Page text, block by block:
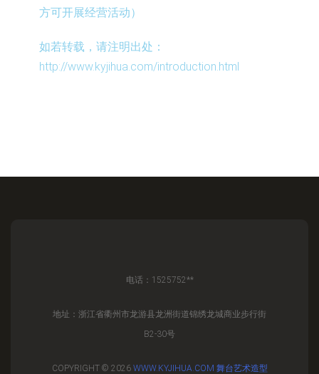
方可开展经营活动）
如若转载，请注明出处：
http://www.kyjihua.com/introduction.html
电话：1525752**
地址：浙江省衢州市龙游县龙洲街道锦绣龙城商业步行街
B2-30号
COPYRIGHT © 2026 WWW.KYJIHUA.COM 舞台艺术造型